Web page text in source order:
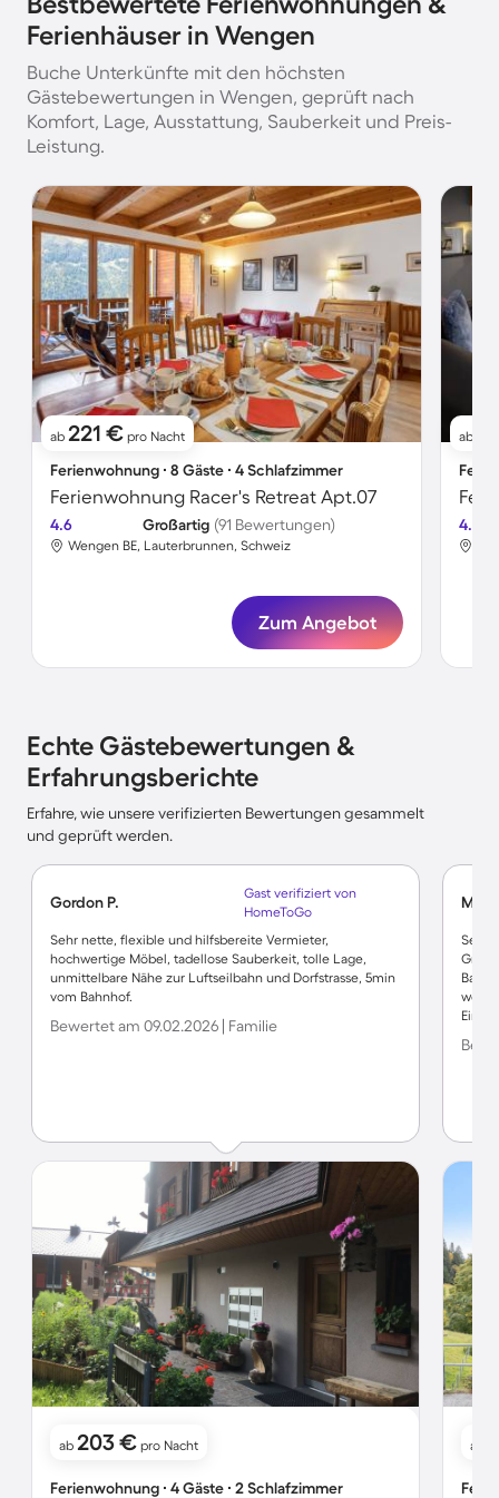
Ferienhäuser in Wengen
Buche Unterkünfte mit den höchsten
Gästebewertungen in Wengen, geprüft nach
Komfort, Lage, Ausstattung, Sauberkeit und Preis-
Leistung.
ab 221 € pro Nacht
Ferienwohnung ∙ 8 Gäste ∙ 4 Schlafzimmer
Ferienwohnung Racer's Retreat Apt.07
4.6 Großartig (91 Bewertungen)
Wengen BE, Lauterbrunnen, Schweiz
Zum Angebot
ab
4.7
Echte Gästebewertungen &
Erfahrungsberichte
Erfahre, wie unsere verifizierten Bewertungen gesammelt
und geprüft werden.
Gordon P.
Gast verifiziert von
HomeToGo
Sehr nette, flexible und hilfsbereite Vermieter,
hochwertige Möbel, tadellose Sauberkeit, tolle Lage,
unmittelbare Nähe zur Luftseilbahn und Dorfstrasse, 5min
vom Bahnhof.
Bewertet am 09.02.2026 | Familie
ab 203 € pro Nacht
Ferienwohnung ∙ 4 Gäste ∙ 2 Schlafzimmer
Marc
Sehr
ab